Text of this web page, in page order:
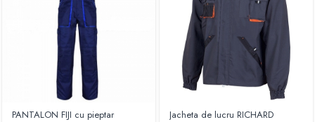
PANTALON FIJI cu pieptar Jacheta de lucru RICHARD